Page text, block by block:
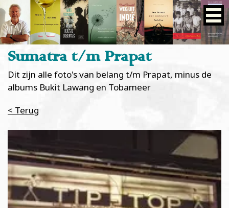
Sumatra t/m Prapat
Dit zijn alle foto's van belang t/m Prapat, minus de
albums Bukit Lawang en Tobameer
< Terug